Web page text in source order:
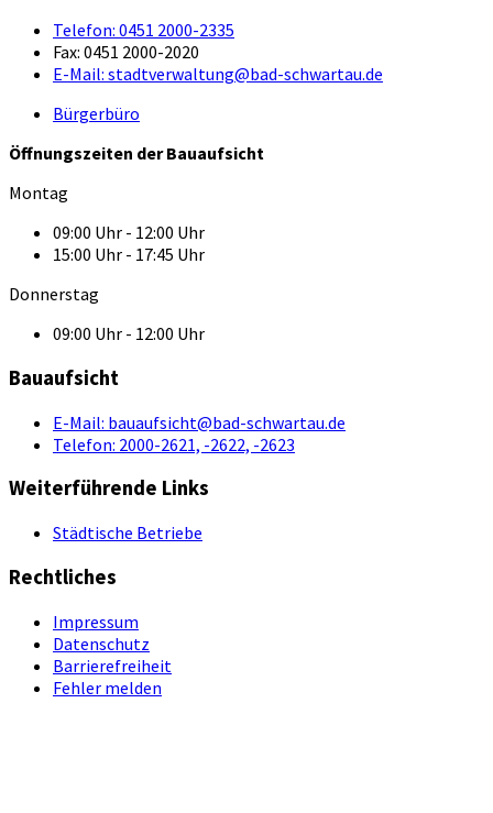
Telefon: 0451 2000-2335
Fax: 0451 2000-2020
E-Mail: stadtverwaltung@bad-schwartau.de
Bürgerbüro
Öffnungszeiten der Bauaufsicht
Montag
09:00 Uhr - 12:00 Uhr
15:00 Uhr - 17:45 Uhr
Donnerstag
09:00 Uhr - 12:00 Uhr
Bauaufsicht
E-Mail: bauaufsicht@bad-schwartau.de
Telefon: 2000-2621, -2622, -2623
Weiterführende Links
Städtische Betriebe
Rechtliches
Impressum
Datenschutz
Barrierefreiheit
Fehler melden